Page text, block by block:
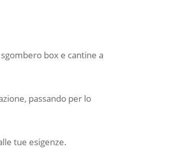
box e cantine a
passando per lo
tue esigenze.